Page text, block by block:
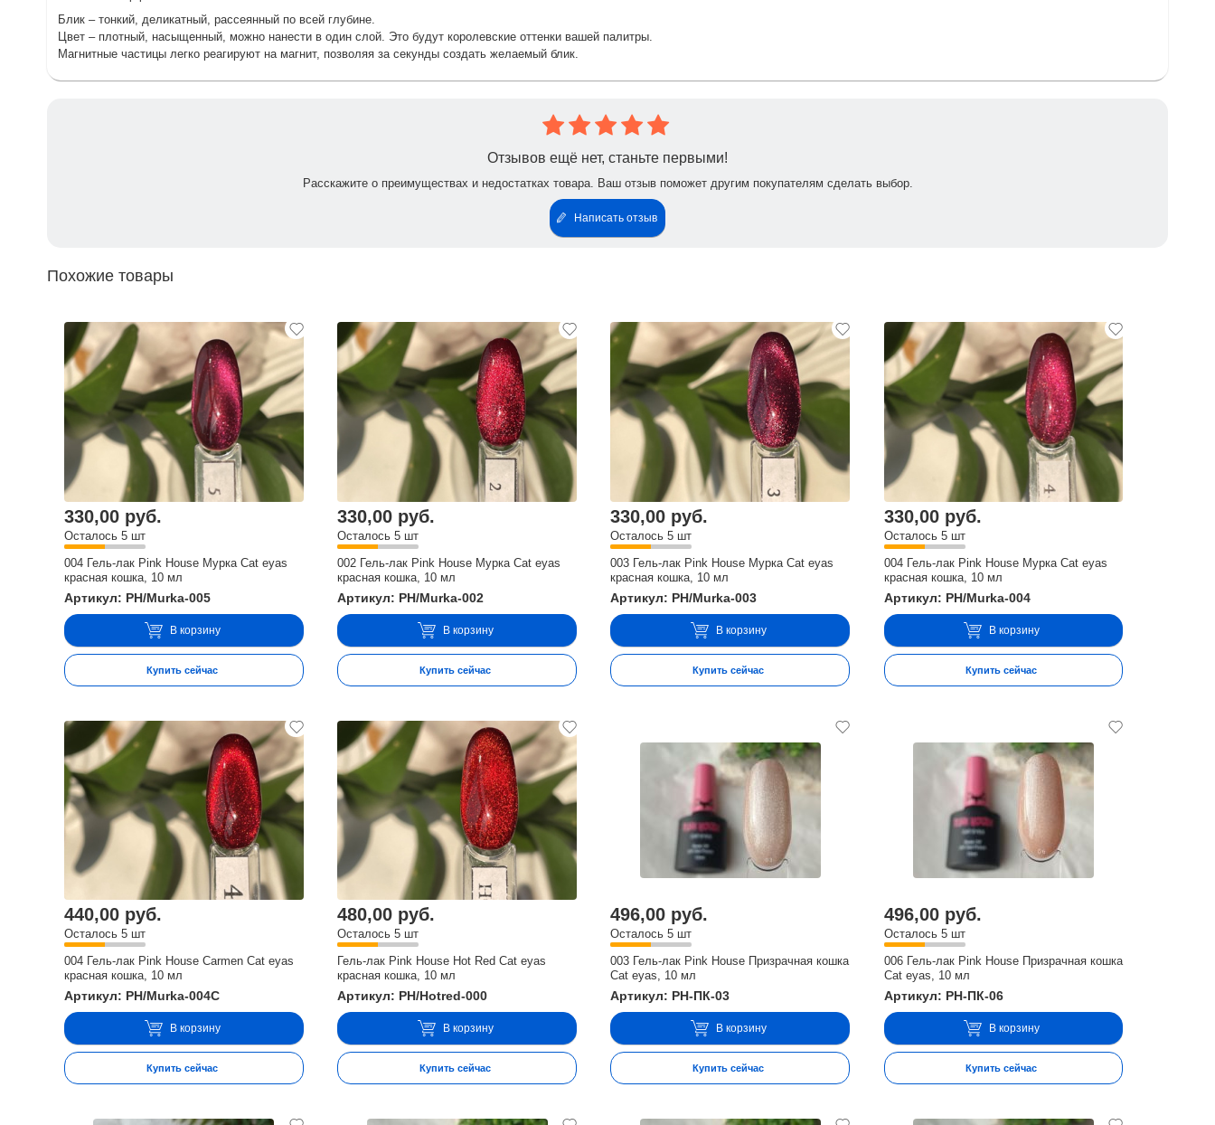
Блик – тонкий, деликатный, рассеянный по всей глубине.
Цвет – плотный, насыщенный, можно нанести в один слой. Это будут королевские оттенки вашей палитры.
Магнитные частицы легко реагируют на магнит, позволяя за секунды создать желаемый блик.
Отзывов ещё нет, станьте первыми!
Расскажите о преимуществах и недостатках товара. Ваш отзыв поможет другим покупателям сделать выбор.
Написать отзыв
Похожие товары
330,00 руб.
Осталось 5 шт
004 Гель-лак Pink House Мурка Cat eyas
красная кошка, 10 мл
Артикул: PH/Murka-005
В корзину
Купить сейчас
330,00 руб.
Осталось 5 шт
002 Гель-лак Pink House Мурка Cat eyas
красная кошка, 10 мл
Артикул: PH/Murka-002
В корзину
Купить сейчас
330,00 руб.
Осталось 5 шт
003 Гель-лак Pink House Мурка Cat eyas
красная кошка, 10 мл
Артикул: PH/Murka-003
В корзину
Купить сейчас
330,00 руб.
Осталось 5 шт
004 Гель-лак Pink House Мурка Cat eyas
красная кошка, 10 мл
Артикул: PH/Murka-004
В корзину
Купить сейчас
440,00 руб.
Осталось 5 шт
004 Гель-лак Pink House Carmen Cat eyas
красная кошка, 10 мл
Артикул: PH/Murka-004C
В корзину
Купить сейчас
480,00 руб.
Осталось 5 шт
Гель-лак Pink House Hot Red Cat eyas
красная кошка, 10 мл
Артикул: PH/Hotred-000
В корзину
Купить сейчас
496,00 руб.
Осталось 5 шт
003 Гель-лак Pink House Призрачная кошка
Cat eyas, 10 мл
Артикул: PH-ПК-03
В корзину
Купить сейчас
496,00 руб.
Осталось 5 шт
006 Гель-лак Pink House Призрачная кошка
Cat eyas, 10 мл
Артикул: PH-ПК-06
В корзину
Купить сейчас